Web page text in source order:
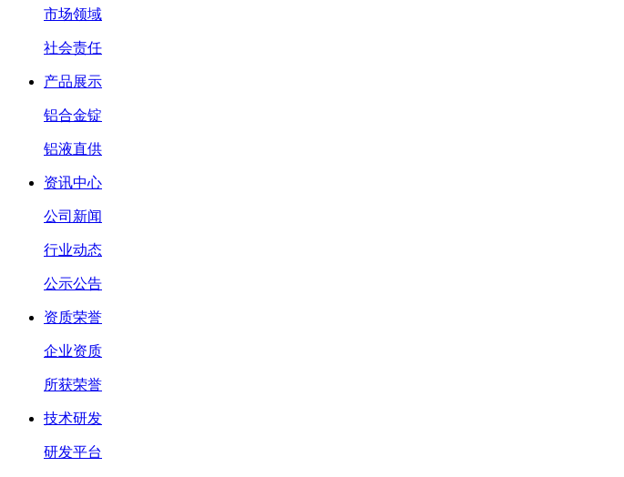
市场领域
社会责任
产品展示
铝合金锭
铝液直供
资讯中心
公司新闻
行业动态
公示公告
资质荣誉
企业资质
所获荣誉
技术研发
研发平台